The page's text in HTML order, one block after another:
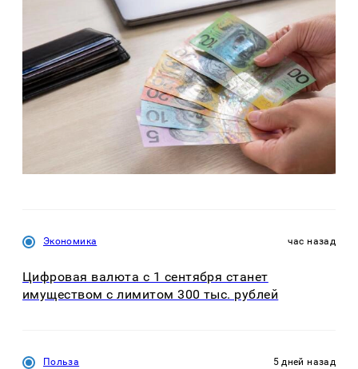
Экономика час назад
Цифровая валюта с 1 сентября станет
имуществом с лимитом 300 тыс. рублей
Польза 5 дней назад